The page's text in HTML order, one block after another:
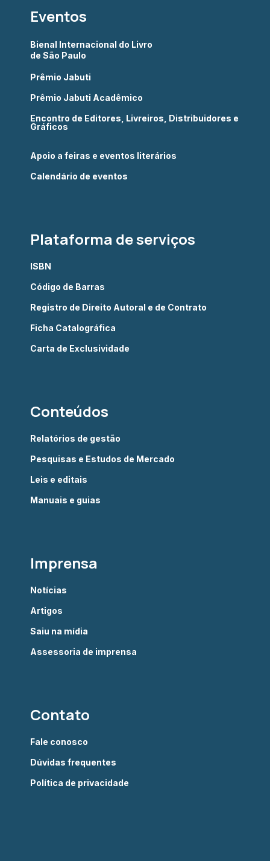
Eventos
Bienal Internacional do Livro
de São Paulo
Prêmio Jabuti
Prêmio Jabuti Acadêmico
Encontro de Editores, Livreiros, Distribuidores e
Gráficos
Apoio a feiras e eventos literários
Calendário de eventos
Plataforma de serviços
ISBN
Código de Barras
Registro de Direito Autoral e de Contrato
Ficha Catalográfica
Carta de Exclusividade
Conteúdos
Relatórios de gestão
Pesquisas e Estudos de Mercado
Leis e editais
Manuais e guias
Imprensa
Notícias
Artigos
Saiu na mídia
Assessoria de imprensa
Contato
Fale conosco
Dúvidas frequentes
Política de privacidade